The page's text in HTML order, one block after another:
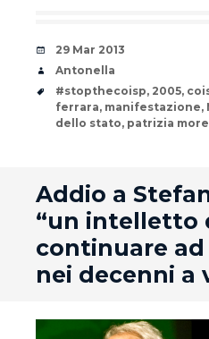
Date
29 Mar 2013
Author
Antonella
Tags
#stopthecoisp, 2005,
ferrara, manifestazione,
dello stato, patrizia
Addio a
“un intelletto
continuare
nei decenni a